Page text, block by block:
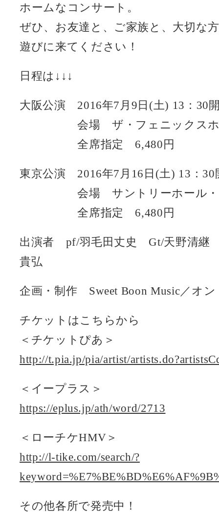
ホームなコンサート。
ぜひ、お友達と、ご家族と、大切な
遊びに来てください！
日程は↓↓↓
大阪公演 2016年7月9日(土) 13：30
会場 ザ・フェニックスホ
全席指定 6,480円
東京公演 2016年7月16日(土) 13：30
会場 サントリーホール・ブ
全席指定 6,480円
出演者 pf/羽毛田丈史 Gt/天野清継
貴弘
企画・制作 Sweet Boon Music／オ
チケットはこちらから
＜チケットぴあ＞
http://t.pia.jp/pia/artist/
＜イープラス＞
https://eplus.jp/ath/word/2713
＜ローチケHMV＞
http://l-tike.com/search/?
その他各所で発売中！